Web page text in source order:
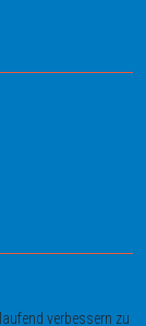
verbessern zu